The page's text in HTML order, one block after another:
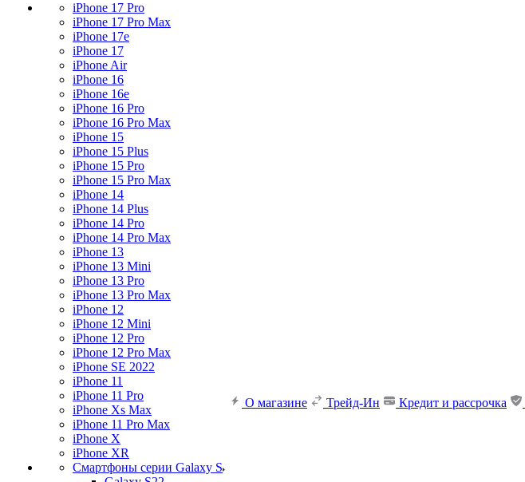
iPhone 17 Pro
iPhone 17 Pro Max
iPhone 17e
iPhone 17
iPhone Air
iPhone 16
iPhone 16e
iPhone 16 Pro
iPhone 16 Pro Max
iPhone 15
iPhone 15 Plus
iPhone 15 Pro
iPhone 15 Pro Max
iPhone 14
iPhone 14 Plus
iPhone 14 Pro
iPhone 14 Pro Max
iPhone 13
iPhone 13 Mini
iPhone 13 Pro
iPhone 13 Pro Max
iPhone 12
iPhone 12 Mini
iPhone 12 Pro
iPhone 12 Pro Max
iPhone SE 2022
iPhone 11
iPhone 11 Pro
iPhone Xs Max
iPhone 11 Pro Max
iPhone X
iPhone XR
Смартфоны серии Galaxy S
О магазине Трейд-Ин Кредит и рассрочка